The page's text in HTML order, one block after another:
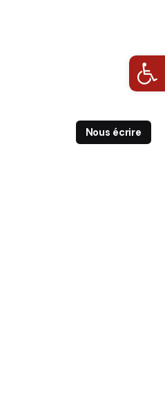
Ouvrir la barre d’outils
Nous écrire